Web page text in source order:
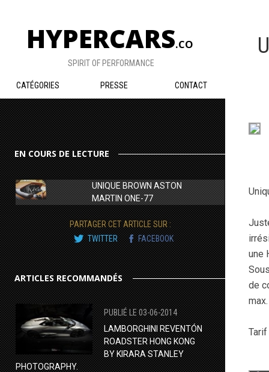
HYPERCARS.CO
SPIRIT OF PERFORMANCE
CATÉGORIES PRESSE CONTACT
EN COURS DE LECTURE
UNIQUE BROWN ASTON
MARTIN ONE-77
PARTAGER CET ARTICLE SUR :
TWITTER
FACEBOOK
ARTICLES RECOMMANDÉS
PUBLIÉ LE 03-06-2014
LAMBORGHINI REVENTÓN
ROADSTER HONG KONG
BY KIRARA STANLEY
PHOTOGRAPHY.
une
de